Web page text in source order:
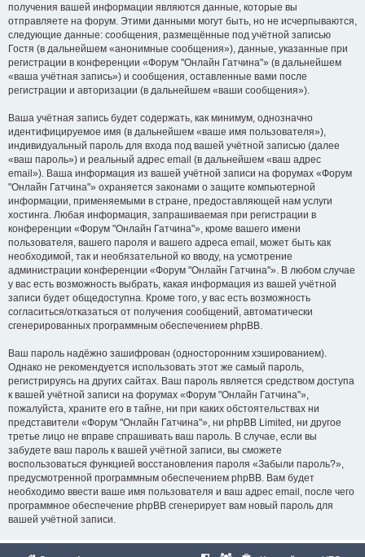
получения вашей информации являются данные, которые вы
отправляете на форум. Этими данными могут быть, но не исчерпываются,
следующие данные: сообщения, размещённые под учётной записью
Гостя (в дальнейшем «анонимные сообщения»), данные, указанные при
регистрации в конференции «Форум "Онлайн Гатчина"» (в дальнейшем
«ваша учётная запись») и сообщения, оставленные вами после
регистрации и авторизации (в дальнейшем «ваши сообщения»).
Ваша учётная запись будет содержать, как минимум, однозначно
идентифицируемое имя (в дальнейшем «ваше имя пользователя»),
индивидуальный пароль для входа под вашей учётной записью (далее
«ваш пароль») и реальный адрес email (в дальнейшем «ваш адрес
email»). Ваша информация из вашей учётной записи на форумах «Форум
"Онлайн Гатчина"» охраняется законами о защите компьютерной
информации, применяемыми в стране, предоставляющей нам услуги
хостинга. Любая информация, запрашиваемая при регистрации в
конференции «Форум "Онлайн Гатчина"», кроме вашего имени
пользователя, вашего пароля и вашего адреса email, может быть как
необходимой, так и необязательной ко вводу, на усмотрение
администрации конференции «Форум "Онлайн Гатчина"». В любом случае
у вас есть возможность выбрать, какая информация из вашей учётной
записи будет общедоступна. Кроме того, у вас есть возможность
согласиться/отказаться от получения сообщений, автоматически
сгенерированных программным обеспечением phpBB.
Ваш пароль надёжно зашифрован (односторонним хэшированием).
Однако не рекомендуется использовать этот же самый пароль,
регистрируясь на других сайтах. Ваш пароль является средством доступа
к вашей учётной записи на форумах «Форум "Онлайн Гатчина"»,
пожалуйста, храните его в тайне, ни при каких обстоятельствах ни
представители «Форум "Онлайн Гатчина"», ни phpBB Limited, ни другое
третье лицо не вправе спрашивать ваш пароль. В случае, если вы
забудете ваш пароль к вашей учётной записи, вы сможете
воспользоваться функцией восстановления пароля «Забыли пароль?»,
предусмотренной программным обеспечением phpBB. Вам будет
необходимо ввести ваше имя пользователя и ваш адрес email, после чего
программное обеспечение phpBB сгенерирует вам новый пароль для
вашей учётной записи.